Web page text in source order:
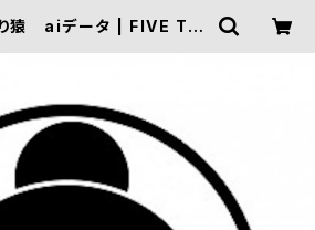
猿 aiデータ | FIVE TRI